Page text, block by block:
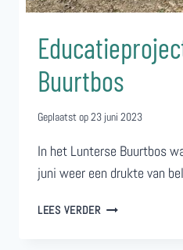
Buurtbos
Geplaatst op23 juni 2023
In het Lunterse Buurtbos
juni weer een drukte van
LEES VERDEREDUCATIEPROJECT